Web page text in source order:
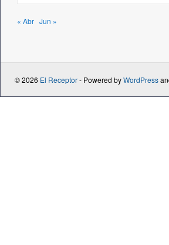
« Abr Jun »
© 2026 El Receptor- Powered byWordPress